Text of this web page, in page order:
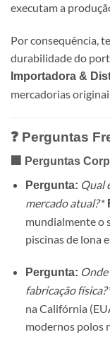
executam a
Por consequência,
durabilidade do
Importadora &
mercadorias
❓ Perguntas
🏢 Perguntas
Pergunta: Qual
mercado atual?*
mundialmente o
piscinas de lona
Pergunta: Onde
fabricação física?
na Califórnia
modernos polos